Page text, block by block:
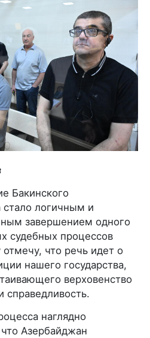
Бакинского
стало логичным и
завершением одного
судебных процессов
отмечу, что речь идет о
нашего государства,
верховенство
справедливость.
наглядно
Азербайджан